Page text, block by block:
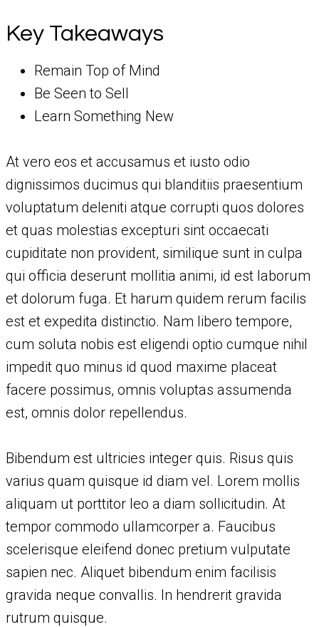
Key Takeaways
Remain Top of Mind
Be Seen to Sell
Learn Something New
At vero eos et accusamus et iusto odio
dignissimos ducimus qui blanditiis praesentium
voluptatum deleniti atque corrupti quos dolores
et quas molestias excepturi sint occaecati
cupiditate non provident, similique sunt in culpa
qui officia deserunt mollitia animi, id est laborum
et dolorum fuga. Et harum quidem rerum facilis
est et expedita distinctio. Nam libero tempore,
cum soluta nobis est eligendi optio cumque nihil
impedit quo minus id quod maxime placeat
facere possimus, omnis voluptas assumenda
est, omnis dolor repellendus.
Bibendum est ultricies integer quis. Risus quis
varius quam quisque id diam vel. Lorem mollis
aliquam ut porttitor leo a diam sollicitudin. At
tempor commodo ullamcorper a. Faucibus
scelerisque eleifend donec pretium vulputate
sapien nec. Aliquet bibendum enim facilisis
gravida neque convallis. In hendrerit gravida
rutrum quisque.